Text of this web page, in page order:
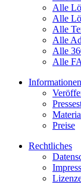
Alle
Alle
Alle
Alle
Alle
Alle
Informationen
Preise
Rechtliches